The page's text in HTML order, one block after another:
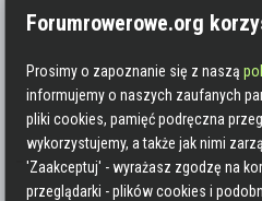
Forumrowerowe.org
Prosimy o zapoznanie się z naszą
informujemy o naszych zaufanych
pliki cookies, pamięć podręczna
wykorzystujemy, a także jak nimi
'Zaakceptuj' - wyrażasz zgodzę na
przeglądarki - plików cookies i